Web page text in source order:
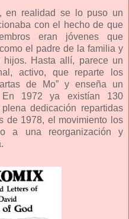
en realidad se lo puso un
con el hecho de que
eran jóvenes que
el padre de la familia y
Hasta allí, parece un
activo, que reparte los
de Mo” y enseña un
En 1972 ya existían 130
dedicación repartidas
de 1978, el movimiento los
a una reorganización y